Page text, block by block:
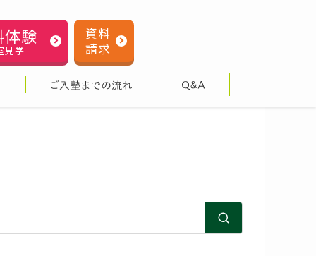
験
見学
資料
請求